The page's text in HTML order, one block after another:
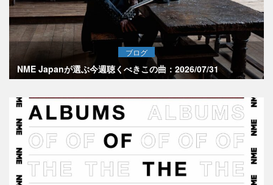
ブログ
NME Japanが選ぶ今週聴くべきこの曲：2026/07/31